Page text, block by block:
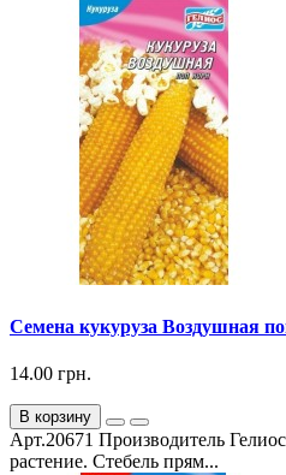
Семена кукуруза Воздушная
14.00 грн.
В корзину
Арт.20671 Производитель
растение. Стебель прям...